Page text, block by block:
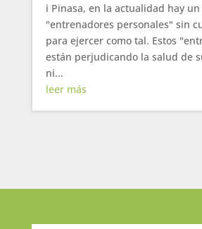
i Pinasa, en la actualidad hay un
"entrenadores personales" sin
para ejercer como tal. Estos
están perjudicando la salud de
ni...
leer más